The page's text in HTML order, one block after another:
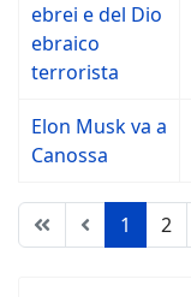
ebrei e del Dio
ebraico
terrorista
Elon Musk va a
Canossa
1 2